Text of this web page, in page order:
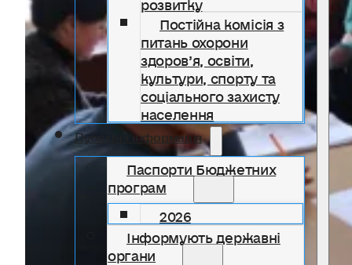
Постійна комісія з
питань охорони
здоров’я, освіти,
культури, спорту та
соціального захисту
населення
Публічна інформація
Паспорти Бюджетних
програм
2026
Інформують державні
органи